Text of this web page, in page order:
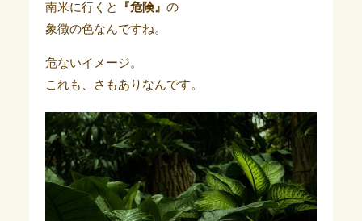
南米に行くと
『危険』 の
象徴の色なんですね。
危ないイメージ。
これも、さもありなんです。